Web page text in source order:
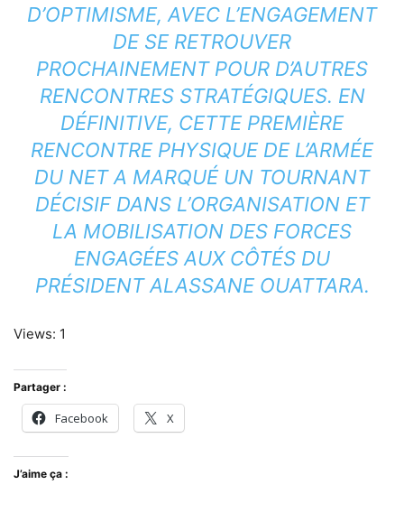
D’OPTIMISME, AVEC L’ENGAGEMENT
DE SE RETROUVER
PROCHAINEMENT POUR D’AUTRES
RENCONTRES STRATÉGIQUES. EN
DÉFINITIVE, CETTE PREMIÈRE
RENCONTRE PHYSIQUE DE L’ARMÉE
DU NET A MARQUÉ UN TOURNANT
DÉCISIF DANS L’ORGANISATION ET
LA MOBILISATION DES FORCES
ENGAGÉES AUX CÔTÉS DU
PRÉSIDENT ALASSANE OUATTARA.
Views: 1
Partager :
Facebook X
J’aime ça :